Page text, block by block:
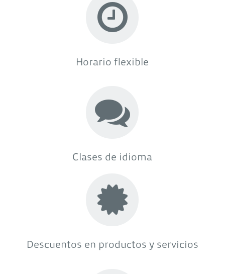
Horario flexible
Clases de idioma
Descuentos en productos y servicios